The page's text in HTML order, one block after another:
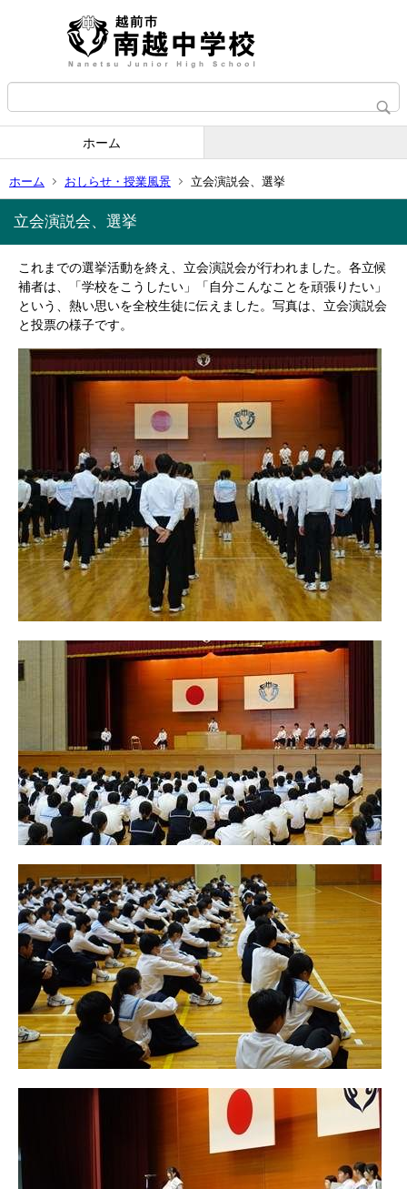
ホーム
ホーム おしらせ・授業風景 立会演説会、選挙
立会演説会、選挙
これまでの選挙活動を終え、立会演説会が行われました。各立候
補者は、「学校をこうしたい」「自分こんなことを頑張りたい」
という、熱い思いを全校生徒に伝えました。写真は、立会演説会
と投票の様子です。